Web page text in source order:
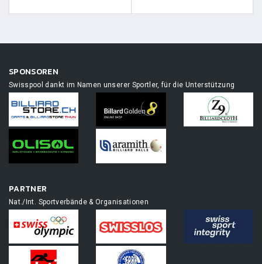
SPONSOREN
Swisspool dankt im Namen unserer Sportler, für die Unterstützung
PARTNER
Nat./Int. Sportverbände & Organisationen